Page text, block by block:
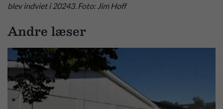
blev indviet i 20243. Foto: Jim Hoff
Andre læser